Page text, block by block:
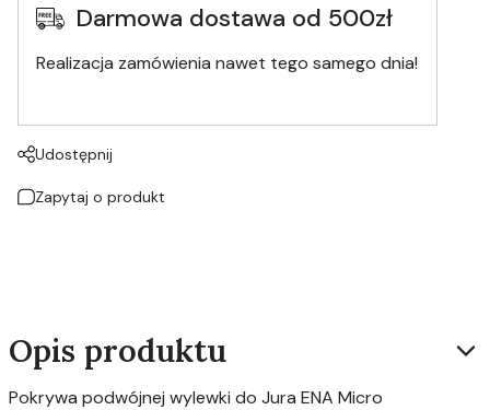
Darmowa dostawa od 500zł
Realizacja zamówienia nawet tego samego dnia!
Udostępnij
Zapytaj o produkt
Opis produktu
Pokrywa podwójnej wylewki do Jura ENA Micro